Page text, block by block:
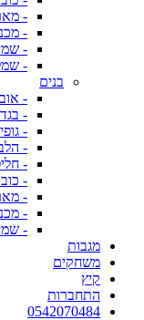
-
-
-
-
בנים
-
-
-
-
-
-
-
-
-
מגבות
משחקים
קיץ
התחברות
0542070484